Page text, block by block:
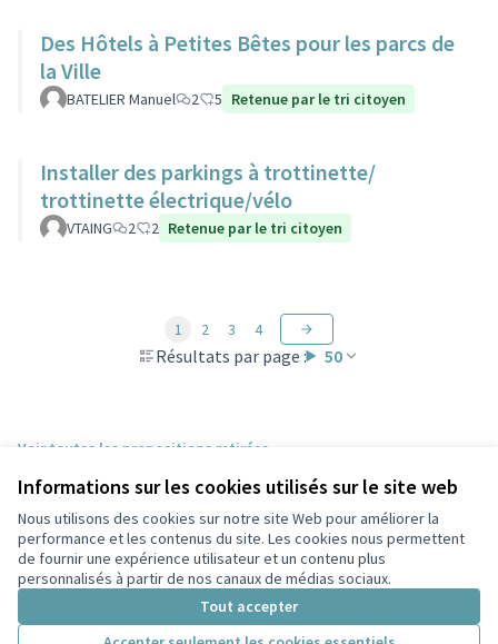
Informations sur les cookies utilisés sur le site web
Nous utilisons des cookies sur notre site Web pour améliorer la
performance et les contenus du site. Les cookies nous permettent
de fournir une expérience utilisateur et un contenu plus
personnalisés à partir de nos canaux de médias sociaux.
Tout accepter
Des Hôtels à Petites Bêtes pour les parcs de
la Ville
BATELIER Manuel 2 5 Retenue par le tri citoyen
Installer des parkings à trottinette/
trottinette électrique/vélo
VTAING 2 2 Retenue par le tri citoyen
Résultats par page : 50
1 2 3 4
Voir toutes les propositions retirées
Conditions d'utilisation
Paramètres des cookies
Participez Villeurbanne sur X
(Lien externe)
Participez Villeurbanne sur Facebook
Participez Villeurbanne sur Instagram
Participez Villeurbanne sur YouTube
(Lien externe)